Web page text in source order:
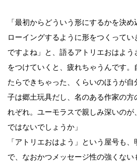
「最初からどういう形にするかを決
ローイングするように形をつくって
ですよね」と、語るアトリエおはよう
をつけていくと、疲れちゃうんです
たらできちゃった、くらいのほうが自
子は郷土玩具だし、名のある作家の方
れぞれ。ユーモラスで親しみ深いのが
ではないでしょうか」
「アトリエおはよう」という屋号も
で、なおかつメッセージ性の強くな